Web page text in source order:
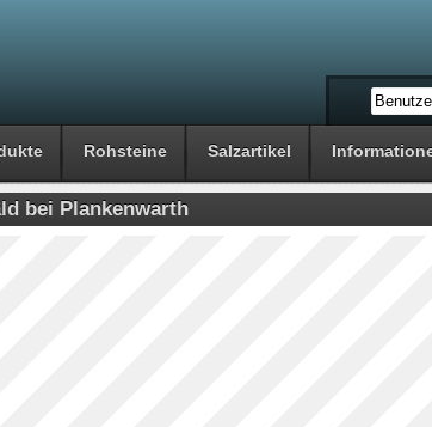
Rohsteine Salzartikel
bei Plankenwarth